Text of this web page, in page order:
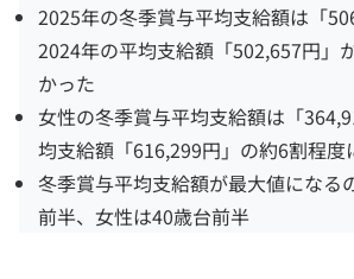
2025年の冬季賞与平均支給額は「
2024年の平均支給額「502,657円」
かった
女性の冬季賞与平均支給額は「
均支給額「616,299円」の約6割程度
冬季賞与平均支給額が最大値になる
前半、女性は40歳台前半